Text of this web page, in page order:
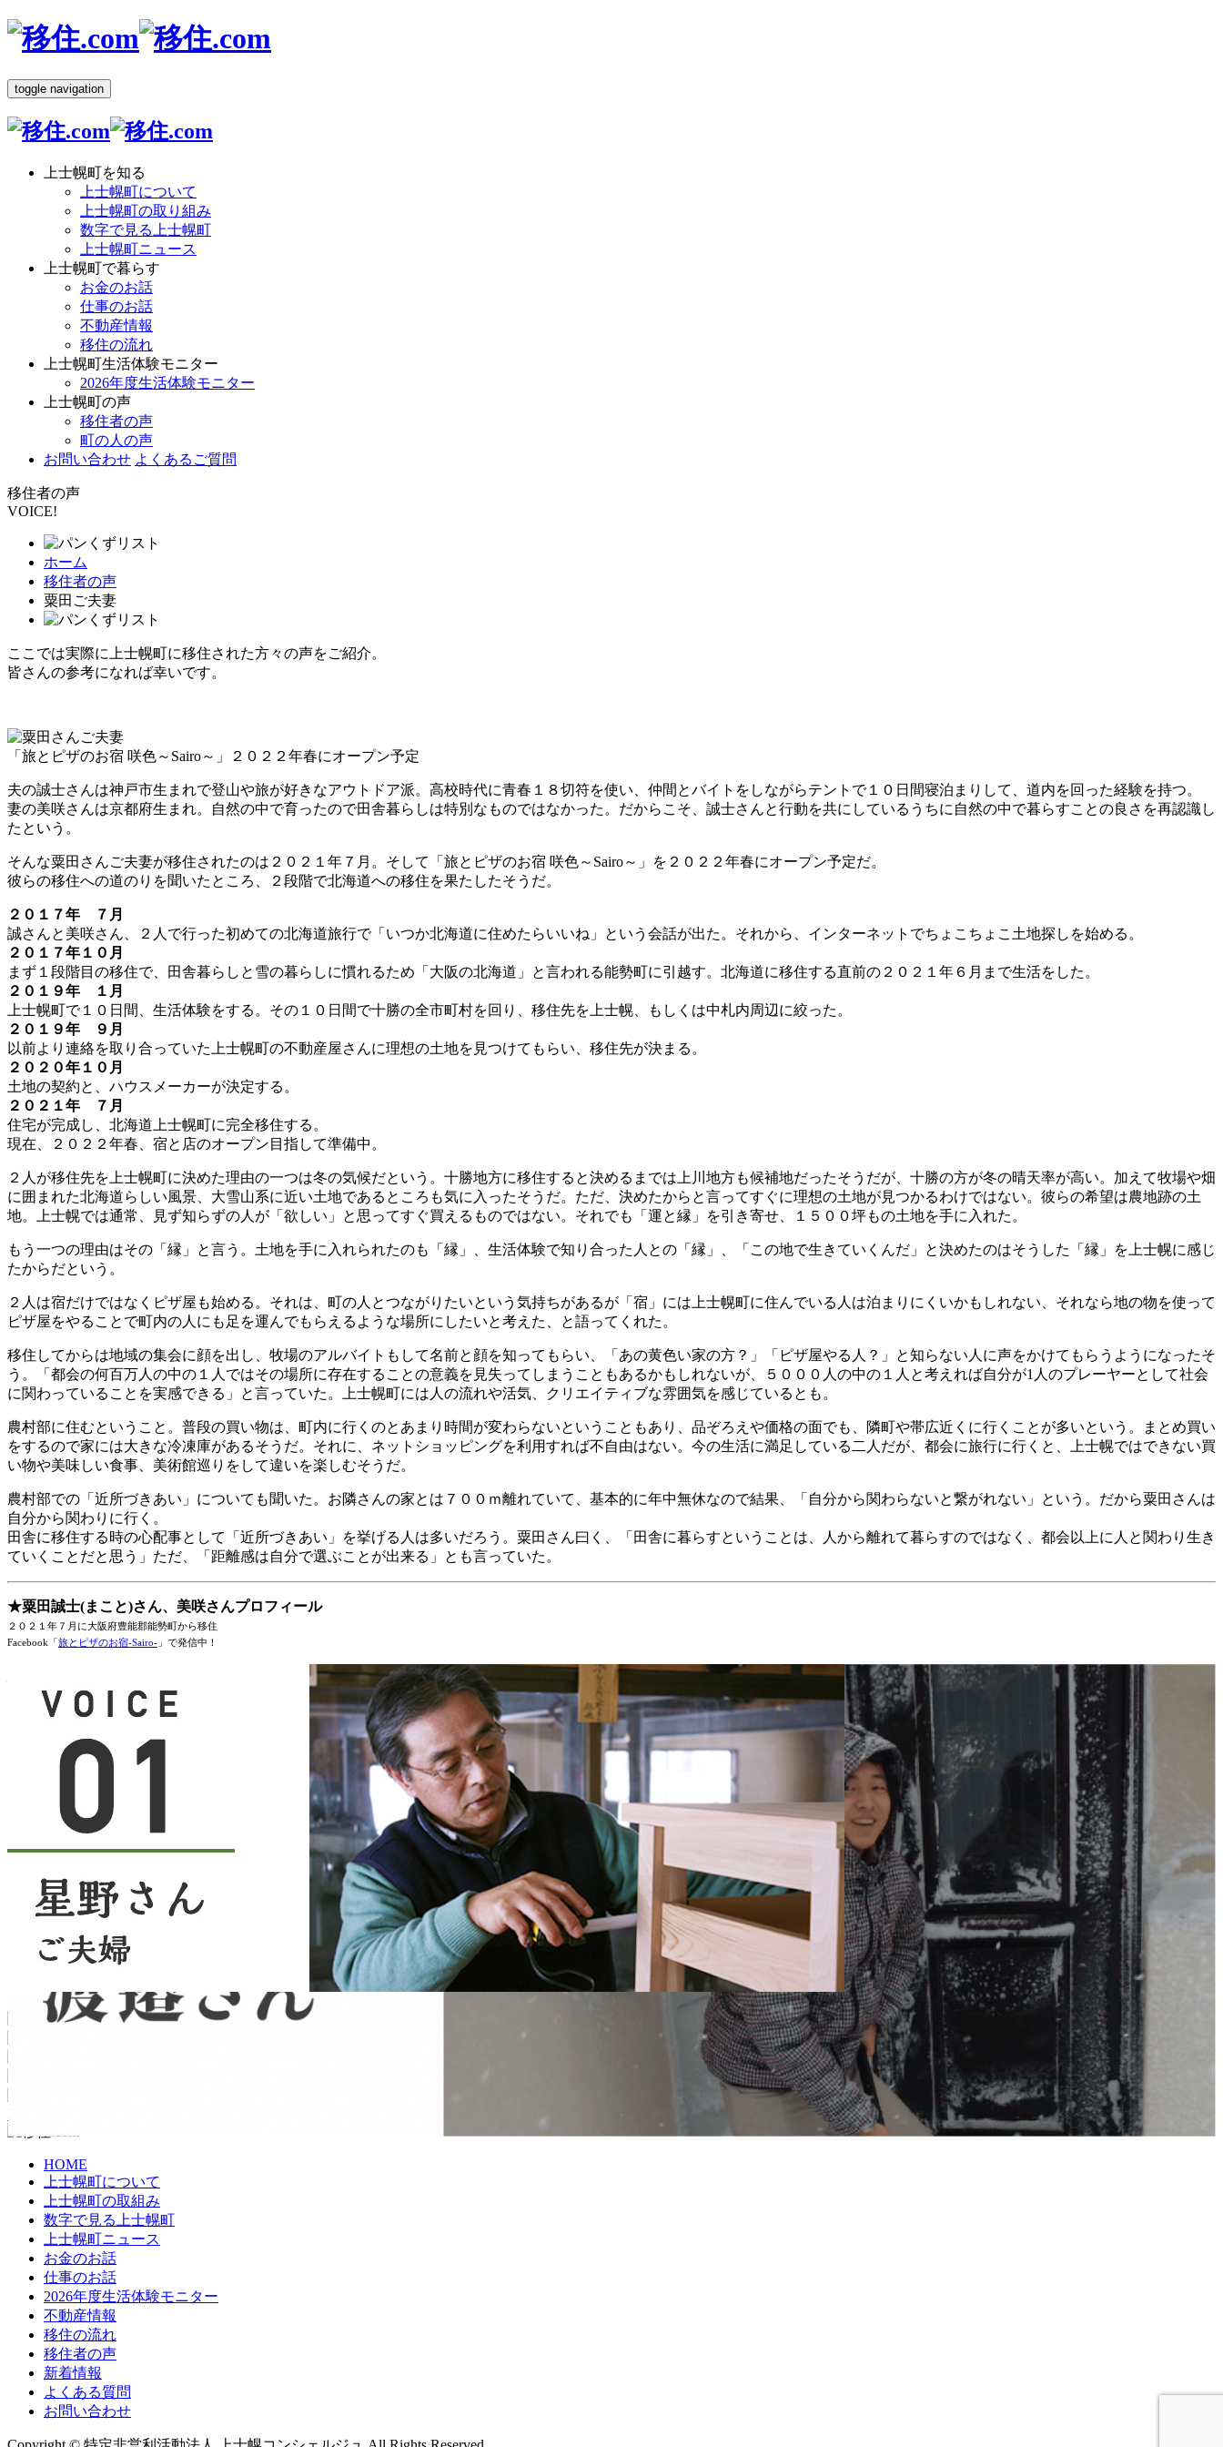
toggle navigation
上士幌町を知る
上士幌町について
上士幌町の取り組み
数字で見る上士幌町
上士幌町ニュース
上士幌町で暮らす
お金のお話
仕事のお話
不動産情報
移住の流れ
上士幌町生活体験モニター
2026年度生活体験モニター
上士幌町の声
移住者の声
町の人の声
お問い合わせ よくあるご質問
移住者の声
VOICE!
ホーム
移住者の声
粟田ご夫妻
ここでは実際に上士幌町に移住された方々の声をご紹介。
皆さんの参考になれば幸いです。
「旅とピザのお宿 咲色～Sairo～」２０２２年春にオープン予定
夫の誠士さんは神戸市生まれで登山や旅が好きなアウトドア派。高校時代に青春１８切符を使い、仲間とバイトをしながらテントで１０日間寝泊まりして、道内を回った経験を持つ。
妻の美咲さんは京都府生まれ。自然の中で育ったので田舎暮らしは特別なものではなかった。だからこそ、誠士さんと行動を共にしているうちに自然の中で暮らすことの良さを再認識し
たという。
そんな粟田さんご夫妻が移住されたのは２０２１年７月。そして「旅とピザのお宿 咲色～Sairo～」を２０２２年春にオープン予定だ。
彼らの移住への道のりを聞いたところ、２段階で北海道への移住を果たしたそうだ。
２０１７年 ７月
誠さんと美咲さん、２人で行った初めての北海道旅行で「いつか北海道に住めたらいいね」という会話が出た。それから、インターネットでちょこちょこ土地探しを始める。
２０１７年１０月
まず１段階目の移住で、田舎暮らしと雪の暮らしに慣れるため「大阪の北海道」と言われる能勢町に引越す。北海道に移住する直前の２０２１年６月まで生活をした。
２０１９年 １月
上士幌町で１０日間、生活体験をする。その１０日間で十勝の全市町村を回り、移住先を上士幌、もしくは中札内周辺に絞った。
２０１９年 ９月
以前より連絡を取り合っていた上士幌町の不動産屋さんに理想の土地を見つけてもらい、移住先が決まる。
２０２０年１０月
土地の契約と、ハウスメーカーが決定する。
２０２１年 ７月
住宅が完成し、北海道上士幌町に完全移住する。
現在、２０２２年春、宿と店のオープン目指して準備中。
２人が移住先を上士幌町に決めた理由の一つは冬の気候だという。十勝地方に移住すると決めるまでは上川地方も候補地だったそうだが、十勝の方が冬の晴天率が高い。加えて牧場や畑
に囲まれた北海道らしい風景、大雪山系に近い土地であるところも気に入ったそうだ。ただ、決めたからと言ってすぐに理想の土地が見つかるわけではない。彼らの希望は農地跡の土
地。上士幌では通常、見ず知らずの人が「欲しい」と思ってすぐ買えるものではない。それでも「運と縁」を引き寄せ、１５００坪もの土地を手に入れた。
もう一つの理由はその「縁」と言う。土地を手に入れられたのも「縁」、生活体験で知り合った人との「縁」、「この地で生きていくんだ」と決めたのはそうした「縁」を上士幌に感じ
たからだという。
２人は宿だけではなくピザ屋も始める。それは、町の人とつながりたいという気持ちがあるが「宿」には上士幌町に住んでいる人は泊まりにくいかもしれない、それなら地の物を使って
ピザ屋をやることで町内の人にも足を運んでもらえるような場所にしたいと考えた、と語ってくれた。
移住してからは地域の集会に顔を出し、牧場のアルバイトもして名前と顔を知ってもらい、「あの黄色い家の方？」「ピザ屋やる人？」と知らない人に声をかけてもらうようになったそ
う。「都会の何百万人の中の１人ではその場所に存在することの意義を見失ってしまうこともあるかもしれないが、５０００人の中の１人と考えれば自分が1人のプレーヤーとして社会
に関わっていることを実感できる」と言っていた。上士幌町には人の流れや活気、クリエイティブな雰囲気を感じているとも。
農村部に住むということ。普段の買い物は、町内に行くのとあまり時間が変わらないということもあり、品ぞろえや価格の面でも、隣町や帯広近くに行くことが多いという。まとめ買い
をするので家には大きな冷凍庫があるそうだ。それに、ネットショッピングを利用すれば不自由はない。今の生活に満足している二人だが、都会に旅行に行くと、上士幌ではできない買
い物や美味しい食事、美術館巡りをして違いを楽しむそうだ。
農村部での「近所づきあい」についても聞いた。お隣さんの家とは７００ｍ離れていて、基本的に年中無休なので結果、「自分から関わらないと繋がれない」という。だから粟田さんは
自分から関わりに行く。
田舎に移住する時の心配事として「近所づきあい」を挙げる人は多いだろう。粟田さん曰く、「田舎に暮らすということは、人から離れて暮らすのではなく、都会以上に人と関わり生き
ていくことだと思う」ただ、「距離感は自分で選ぶことが出来る」とも言っていた。
★粟田誠士(まこと)さん、美咲さんプロフィール
２０２１年７月に大阪府豊能郡能勢町から移住
Facebook「旅とピザのお宿-Sairo- 」で発信中！
MORE VOICE!
お問い合わせ
上士幌町への『移住定住・生活体験モニター』に関するご質問・ご相談はお気軽にお問い合わせください。
メールでのお問い合わせ >
特定非営利活動法人
〒080-1408 北海道河東郡上士幌町字上士幌東３線231 かみしほろ情報館内
受付時間 平日9：00-17：00（日曜休）
PAGE Top
HOME
上士幌町について
上士幌町の取組み
数字で見る上士幌町
上士幌町ニュース
お金のお話
仕事のお話
2026年度生活体験モニター
不動産情報
移住の流れ
移住者の声
新着情報
よくある質問
お問い合わせ